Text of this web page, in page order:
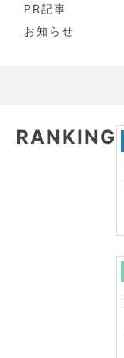
PR記事
お知らせ
RANKING